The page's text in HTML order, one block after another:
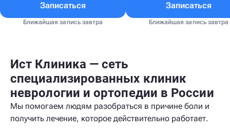
Записаться
Ближайшая запись завтра
Записаться
Ближайшая запись завтра
Ист Клиника — сеть
специализированных клиник
неврологии и ортопедии в России
Мы помогаем людям разобраться в причине боли и
получить лечение, которое действительно работает.